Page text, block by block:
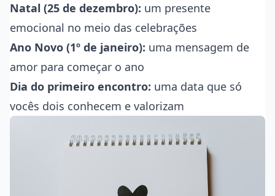
Natal (25 de dezembro): um presente
emocional no meio das celebrações
Ano Novo (1º de janeiro): uma mensagem de
amor para começar o ano
Dia do primeiro encontro: uma data que só
vocês dois conhecem e valorizam